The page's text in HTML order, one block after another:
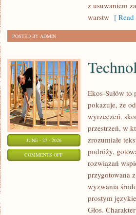
z usuwaniem
warstw [
POSTED BY ADMIN
JUNE - 27 - 2026
COMMENTS OFFON
TECHNOLOGIE
Ekos-Sułów
pokazuje, że
wyrzeczeń,
przestrzeń, w
zrozumiałe
podróży,
rozwiązań
przygotowana
wyzwania
prostym
Głos.